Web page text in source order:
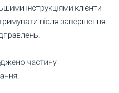
інструкціями клієнти
після завершення
частину